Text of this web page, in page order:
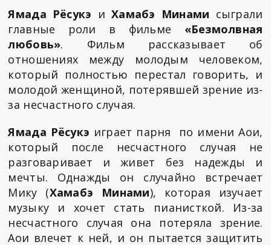
Ямада Рёсукэ иХамабэ Минами сыграли
главные роли в фильме «Безмолвная
любовь». Фильм рассказывает об
отношениях между молодым человеком,
который полностью перестал говорить, и
молодой женщиной, потерявшей зрение из-
за несчастного случая.
Ямада Рёсукэ играет парня по имени Аои,
который после несчастного случая не
разговаривает и живет без надежды и
мечты. Однажды он случайно встречает
Мику (Хамабэ Минами), которая изучает
музыку и хочет стать пианисткой. Из-за
несчастного случая она потеряла зрение.
Аои влечет к ней, и он пытается защитить